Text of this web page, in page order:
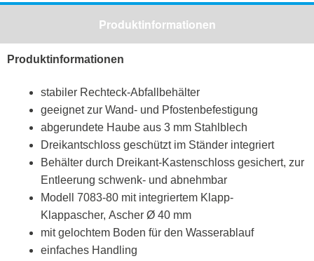
Produktinformationen
Produktinformationen
stabiler Rechteck-Abfallbehälter
geeignet zur Wand- und Pfostenbefestigung
abgerundete Haube aus 3 mm Stahlblech
Dreikantschloss geschützt im Ständer integriert
Behälter durch Dreikant-Kastenschloss gesichert, zur
Entleerung schwenk- und abnehmbar
Modell 7083-80 mit integriertem Klapp-
Klappascher, Ascher Ø 40 mm
mit gelochtem Boden für den Wasserablauf
einfaches Handling